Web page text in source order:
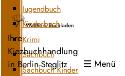
Ihre
Kiezbuchhandlung
in Berlin-Steglitz
Menü
Jugendbuch
Kinderbuch
Krimi
Sachbuch
Sachbuch Kinder